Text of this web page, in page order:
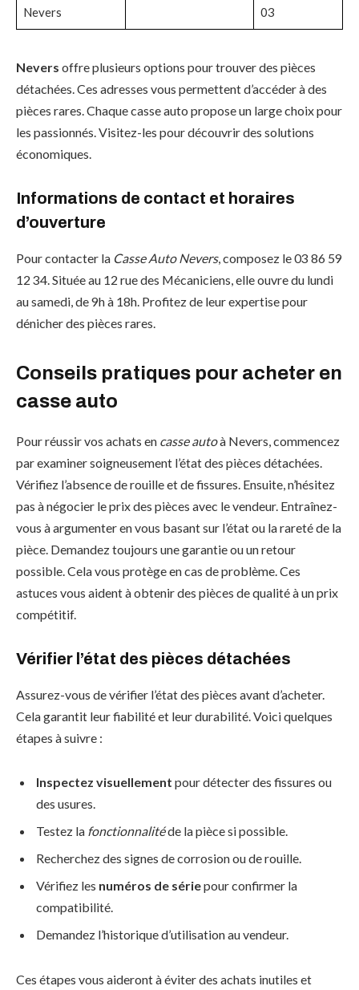
Nevers
03
Nevers offre plusieurs options pour trouver des pièces
détachées. Ces adresses vous permettent d’accéder à des
pièces rares. Chaque casse auto propose un large choix pour
les passionnés. Visitez-les pour découvrir des solutions
économiques.
Informations de contact et horaires
d’ouverture
Pour contacter la Casse Auto Nevers, composez le 03 86 59
12 34. Située au 12 rue des Mécaniciens, elle ouvre du lundi
au samedi, de 9h à 18h. Profitez de leur expertise pour
dénicher des pièces rares.
Conseils pratiques pour acheter en
casse auto
Pour réussir vos achats en casse autoà Nevers, commencez
par examiner soigneusement l’état des pièces détachées.
Vérifiez l’absence de rouille et de fissures. Ensuite, n’hésitez
pas à négocier le prix des pièces avec le vendeur. Entraînez-
vous à argumenter en vous basant sur l’état ou la rareté de la
pièce. Demandez toujours une garantie ou un retour
possible. Cela vous protège en cas de problème. Ces
astuces vous aident à obtenir des pièces de qualité à un prix
compétitif.
Vérifier l’état des pièces détachées
Assurez-vous de vérifier l’état des pièces avant d’acheter.
Cela garantit leur fiabilité et leur durabilité. Voici quelques
étapes à suivre :
Inspectez visuellement pour détecter des fissures ou
des usures.
Testez la fonctionnalitéde la pièce si possible.
Recherchez des signes de corrosion ou de rouille.
Vérifiez les numéros de sériepour confirmer la
compatibilité.
Demandez l’historique d’utilisation au vendeur.
Ces étapes vous aideront à éviter des achats inutiles et